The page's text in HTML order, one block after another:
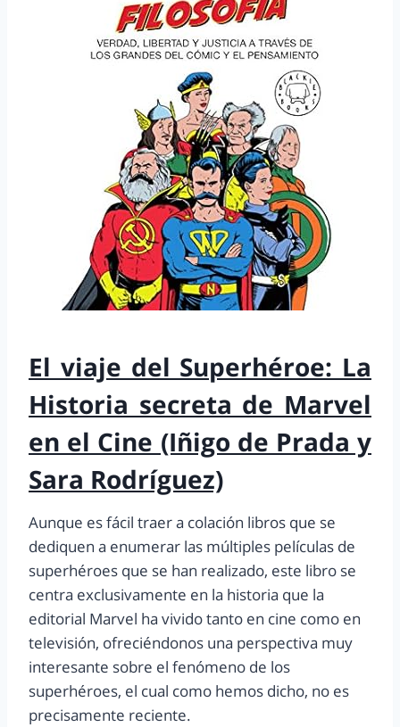
El viaje del Superhéroe: La
Historia secreta de Marvel
en el Cine (Iñigo de Prada y
Sara Rodríguez)
Aunque es fácil traer a colación libros que se
dediquen a enumerar las múltiples películas de
superhéroes que se han realizado, este libro se
centra exclusivamente en la historia que la
editorial Marvel ha vivido tanto en cine como en
televisión, ofreciéndonos una perspectiva muy
interesante sobre el fenómeno de los
superhéroes, el cual como hemos dicho, no es
precisamente reciente.